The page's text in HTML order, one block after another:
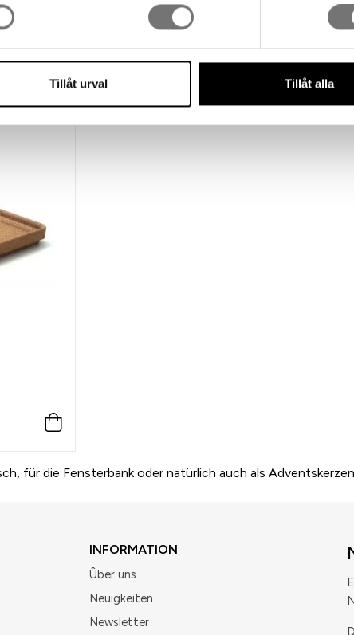
Tillåt urval Tillåt alla
249 kr
für die Fensterbank oder natürlich auch als
INFORMATION
Ûber uns
Neuigkeiten
Newsletter